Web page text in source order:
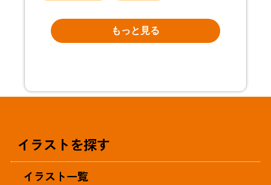
もっと見る
イラストを探す
イラスト一覧